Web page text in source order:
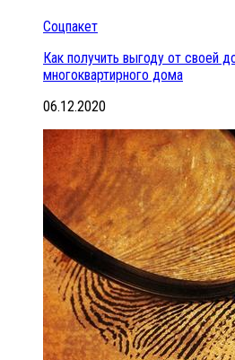
Соцпакет
Как получить выгоду от своей
многоквартирного дома
06.12.2020